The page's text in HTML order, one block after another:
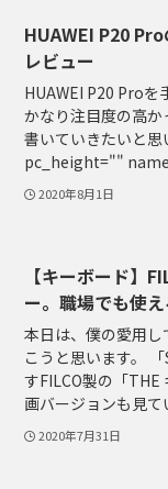
HUAWEI P20
レビュー
HUAWEI P20 Proを
かなり注目度の高
書いていきたいと
pc_height=""
2020年8月1日
【キーボード】
ー。職場でも使
本日は、僕の愛用
こうと思います。
すFILCO製の「THE
画バージョンも見て
2020年7月31日